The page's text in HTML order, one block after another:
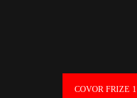
COVOR FRIZE 1